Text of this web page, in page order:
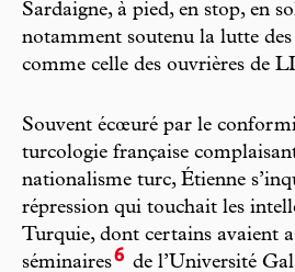
Sardaigne, à pied, en stop, en
notamment soutenu la lutte
comme celle des ouvrières de
Souvent écœuré par le
turcologie française
nationalisme turc, Étienne
répression qui touchait les
Turquie, dont certains avaient
séminaires6 de l’Université